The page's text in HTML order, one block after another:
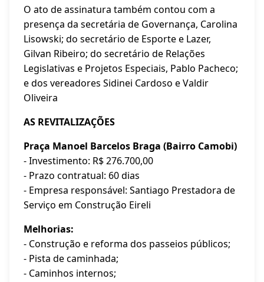
O ato de assinatura também contou com a
presença da secretária de Governança, Carolina
Lisowski; do secretário de Esporte e Lazer,
Gilvan Ribeiro; do secretário de Relações
Legislativas e Projetos Especiais, Pablo Pacheco;
e dos vereadores Sidinei Cardoso e Valdir
Oliveira
AS REVITALIZAÇÕES
Praça Manoel Barcelos Braga (Bairro Camobi)
- Investimento: R$ 276.700,00
- Prazo contratual: 60 dias
- Empresa responsável: Santiago Prestadora de
Serviço em Construção Eireli
Melhorias:
- Construção e reforma dos passeios públicos;
- Pista de caminhada;
- Caminhos internos;